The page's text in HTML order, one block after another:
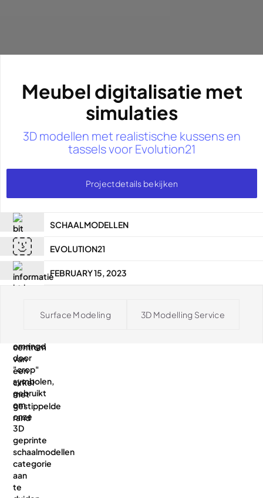
Meubel digitalisatie met
simulaties
3D modellen met realistische kussens en
tassels voor Evolution21
Projectdetails bekijken
SCHAALMODELLEN
EVOLUTION21
FEBRUARY 15, 2023
Surface Modeling 3D Modelling Service